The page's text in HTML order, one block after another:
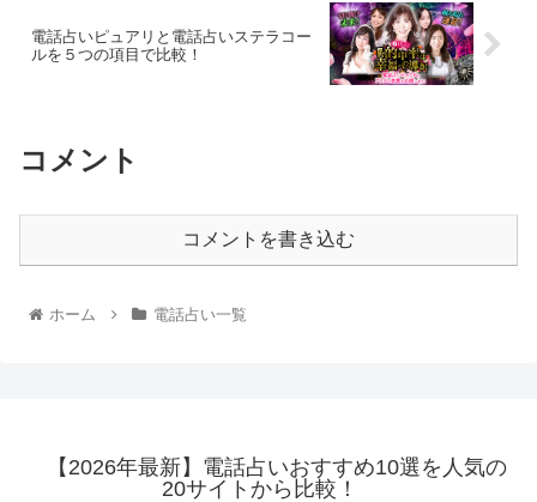
電話占いピュアリと電話占いステラコー
ルを５つの項目で比較！
コメント
コメントを書き込む
ホーム 電話占い一覧
【2026年最新】電話占いおすすめ10選を人気の
20サイトから比較！